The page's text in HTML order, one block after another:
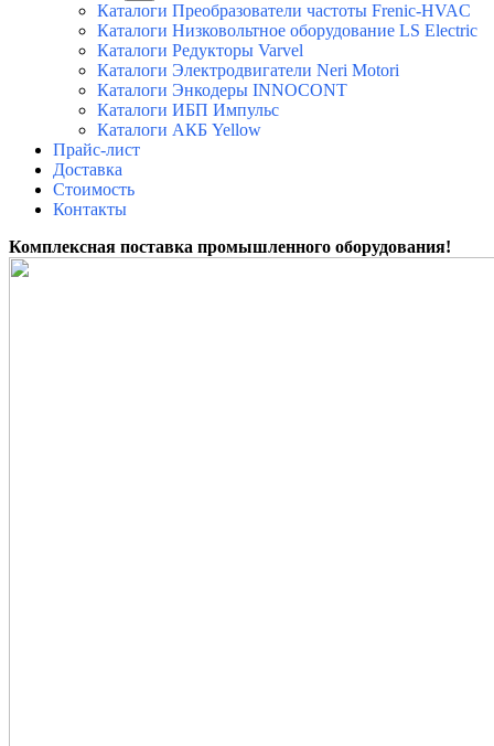
Каталоги Преобразователи частоты Frenic-HVAC
Каталоги Низковольтное оборудование LS Electric
Каталоги Редукторы Varvel
Каталоги Электродвигатели Neri Motori
Каталоги Энкодеры INNOCONT
Каталоги ИБП Импульс
Каталоги АКБ Yellow
Прайс-лист
Доставка
Стоимость
Контакты
Комплексная поставка промышленного оборудования!